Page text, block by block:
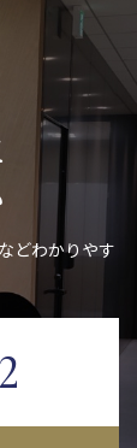
どわかりやす